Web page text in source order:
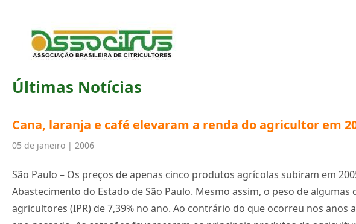
Últimas Notícias
Cana, laranja e café elevaram a renda do agricultor em
05 de janeiro | 2006
São Paulo – Os preços de apenas cinco produtos agrícolas subiram em
Abastecimento do Estado de São Paulo. Mesmo assim, o peso de
agricultores (IPR) de 7,39% no ano. Ao contrário do que ocorreu nos